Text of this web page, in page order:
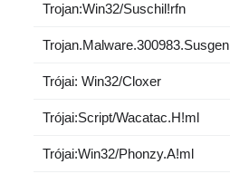
Trojan:Win32/Suschil!rfn
Trojan.Malware.300983.Susgen
Trójai: Win32/Cloxer
Trójai:Script/Wacatac.H!ml
Trójai:Win32/Phonzy.A!ml